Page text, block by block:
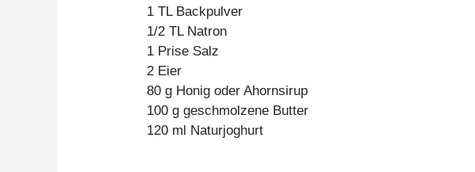
1 TL Backpulver
1/2 TL Natron
1 Prise Salz
2 Eier
80 g Honig oder Ahornsirup
100 g geschmolzene Butter
120 ml Naturjoghurt